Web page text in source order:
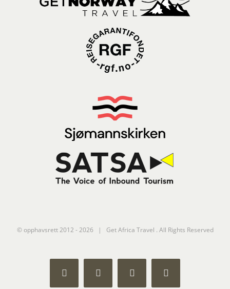
© opphavsrett 2012 -2026 | Get Africa Travel . All Rights Reserved
FacebookInstagramYouTubeLinkedIn